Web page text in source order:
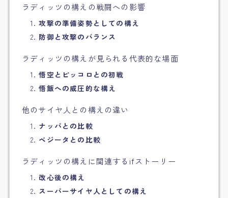
ラディッツの構えの戦闘への影響
1.攻撃の準備姿勢としての構え
2. 防御と攻撃のバランス
ラディッツの構えが見られる代表的な場面
1.悟空とピッコロとの初戦
2.悟飯への威圧的な構え
他のサイヤ人との構えの違い
1. ナッパとの比較
2. ベジータとの比較
ラディッツの構えに関連するifストーリー
1. 改心後の構え
2. スーパーサイヤ人としての構え